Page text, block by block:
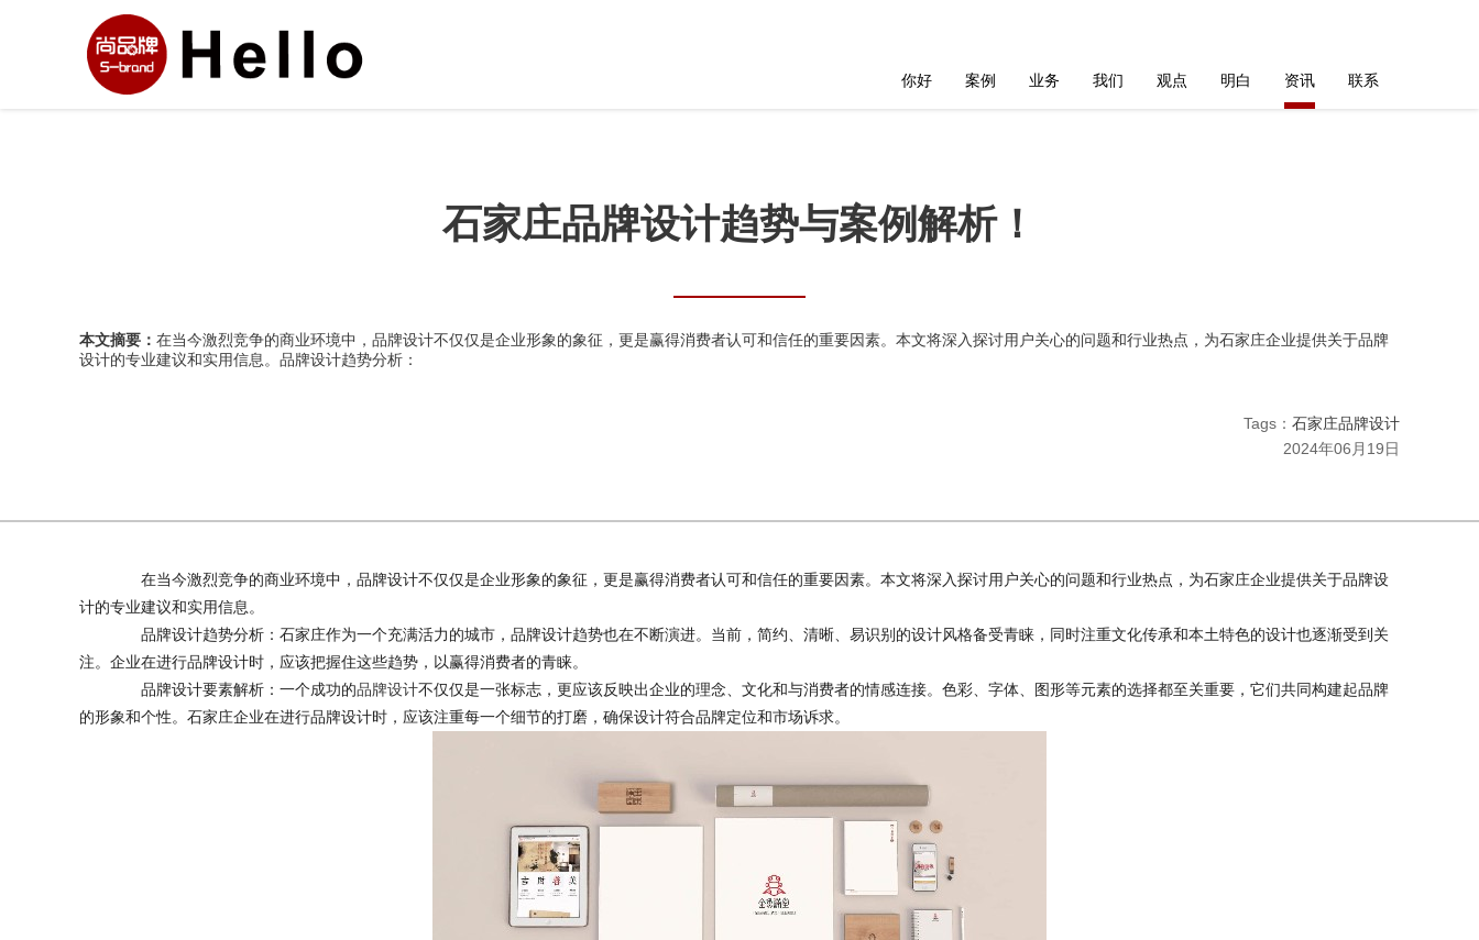
你好 案例 业务 我们 观点 明白 资讯 联系
石家庄品牌设计趋势与案例解析！
本文摘要： 在当今激烈竞争的商业环境中，品牌设计不仅仅是企业形象的象征，更是赢得消费者认可和信任的重要因素。本文将深入探讨用户关心的问题和行业热点，为石家庄企业提供关于品牌
设计的专业建议和实用信息。品牌设计趋势分析：
Tags： 石家庄品牌设计
2024年06月19日
在当今激烈竞争的商业环境中，品牌设计不仅仅是企业形象的象征，更是赢得消费者认可和信任的重要因素。本文将深入探讨用户关心的问题和行业热点，为石家庄企业提供关于品牌设
计的专业建议和实用信息。
品牌设计趋势分析：石家庄作为一个充满活力的城市，品牌设计趋势也在不断演进。当前，简约、清晰、易识别的设计风格备受青睐，同时注重文化传承和本土特色的设计也逐渐受到关
注。企业在进行品牌设计时，应该把握住这些趋势，以赢得消费者的青睐。
品牌设计要素解析：一个成功的品牌设计不仅仅是一张标志，更应该反映出企业的理念、文化和与消费者的情感连接。色彩、字体、图形等元素的选择都至关重要，它们共同构建起品牌
的形象和个性。石家庄企业在进行品牌设计时，应该注重每一个细节的打磨，确保设计符合品牌定位和市场诉求。